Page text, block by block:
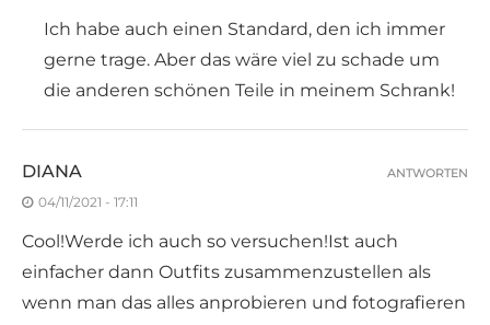
Ich habe auch einen Standard, den ich immer
gerne trage. Aber das wäre viel zu schade um
die anderen schönen Teile in meinem Schrank!
DIANA
04/11/2021 - 17:11
Cool!Werde ich auch so versuchen!Ist auch
einfacher dann Outfits zusammenzustellen als
wenn man das alles anprobieren und fotografieren
ANTWORTEN